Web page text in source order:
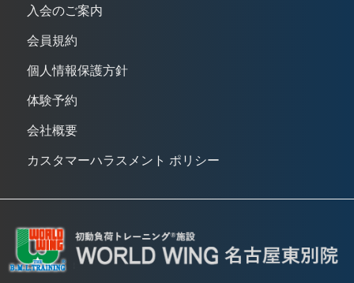
入会のご案内
会員規約
個人情報保護方針
体験予約
会社概要
カスタマーハラスメント ポリシー